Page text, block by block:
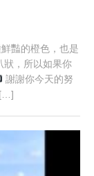
豔的橙色，也是
狀，所以如果你
謝謝你今天的努
[…]